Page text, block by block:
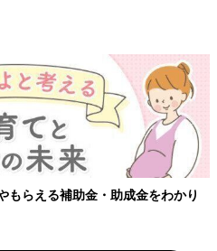
もらえる補助金・助成金をわかり